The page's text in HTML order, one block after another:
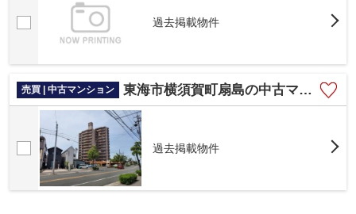
過去掲載物件
売買 | 中古マンション 東海市横須賀町扇島の中古マンション
過去掲載物件